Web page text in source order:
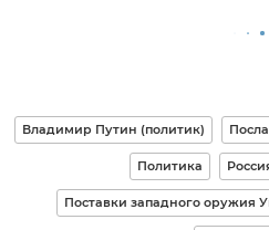
Владимир Путин (политик)
Политика
Поставки западного оружия